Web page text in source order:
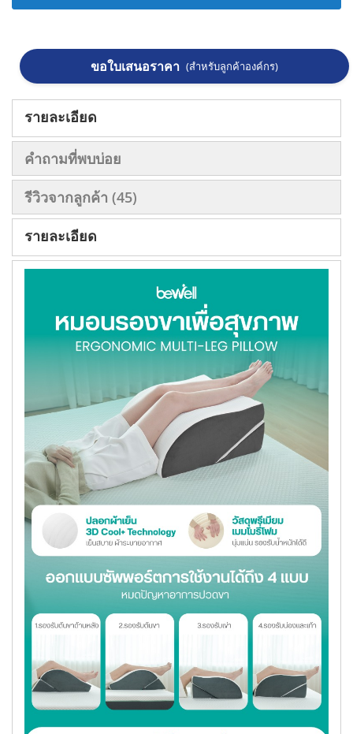
ขอใบเสนอราคา (สำหรับลูกค้าองค์กร)
รายละเอียด
คำถามที่พบบ่อย
รีวิวจากลูกค้า 45
รายละเอียด